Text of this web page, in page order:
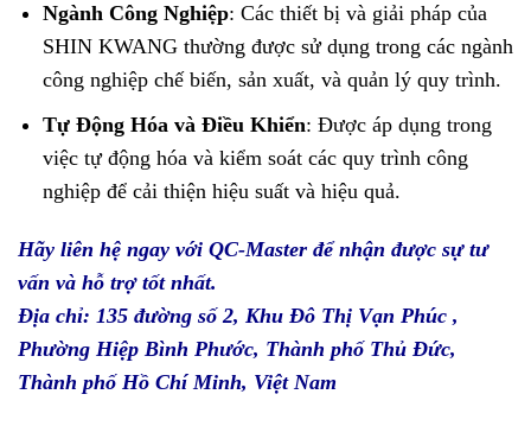
Ngành Công Nghiệp: Các thiết bị và giải pháp của
SHIN KWANG thường được sử dụng trong các ngành
công nghiệp chế biến, sản xuất, và quản lý quy trình.
Tự Động Hóa và Điều Khiển: Được áp dụng trong
việc tự động hóa và kiểm soát các quy trình công
nghiệp để cải thiện hiệu suất và hiệu quả.
Hãy liên hệ ngay với QC-Master để nhận được sự tư
vấn và hỗ trợ tốt nhất.
Địa chỉ: 135 đường số 2, Khu Đô Thị Vạn Phúc ,
Phường Hiệp Bình Phước, Thành phố Thủ Đức,
Thành phố Hồ Chí Minh, Việt Nam